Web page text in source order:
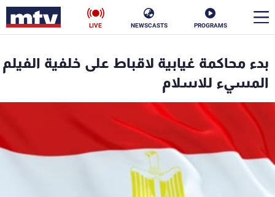
PROGRAMS
NEWSCASTS
LIVE
بدء محاكمة غيابية لاقباط على خلفية الفيلم
المسيء للاسلام
الأخبار
سياسة
منوعات رياضة